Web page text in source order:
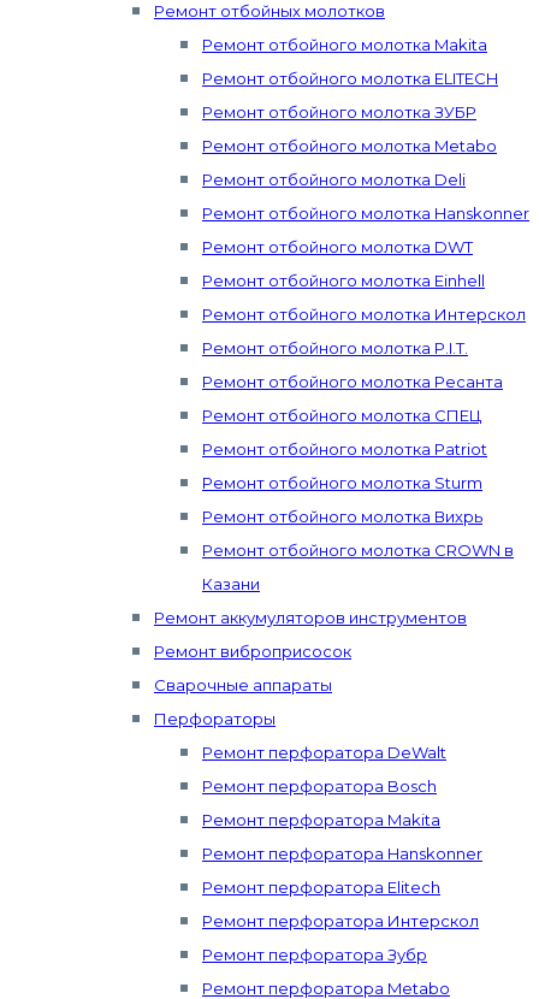
Ремонт отбойных молотков
Ремонт отбойного молотка Makita
Ремонт отбойного молотка ELITECH
Ремонт отбойного молотка ЗУБР
Ремонт отбойного молотка Metabo
Ремонт отбойного молотка Deli
Ремонт отбойного молотка Hanskonner
Ремонт отбойного молотка DWT
Ремонт отбойного молотка Einhell
Ремонт отбойного молотка Интерскол
Ремонт отбойного молотка P.I.T.
Ремонт отбойного молотка Ресанта
Ремонт отбойного молотка СПЕЦ
Ремонт отбойного молотка Patriot
Ремонт отбойного молотка Sturm
Ремонт отбойного молотка Вихрь
Ремонт отбойного молотка CROWN в
Казани
Ремонт аккумуляторов инструментов
Ремонт виброприсосок
Сварочные аппараты
Перфораторы
Ремонт перфоратора DeWalt
Ремонт перфоратора Bosch
Ремонт перфоратора Makita
Ремонт перфоратора Hanskonner
Ремонт перфоратора Elitech
Ремонт перфоратора Интерскол
Ремонт перфоратора Зубр
Ремонт перфоратора Metabo